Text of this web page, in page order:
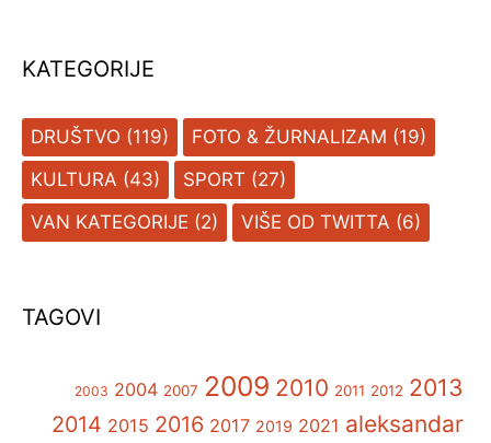
KATEGORIJE
DRUŠTVO (119) FOTO & ŽURNALIZAM (19)
KULTURA (43) SPORT (27)
VAN KATEGORIJE (2) VIŠE OD TWITTA (6)
TAGOVI
2003 2004 2007 2009 2010 2011 2012 2013
2014 2015 2016 2017 2019 2021 aleksandar